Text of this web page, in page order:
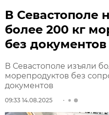
В Севастополе
более 200 кг
без документов
В Севастополе изъяли
морепродуктов без
документов
09:33 14.08.2025